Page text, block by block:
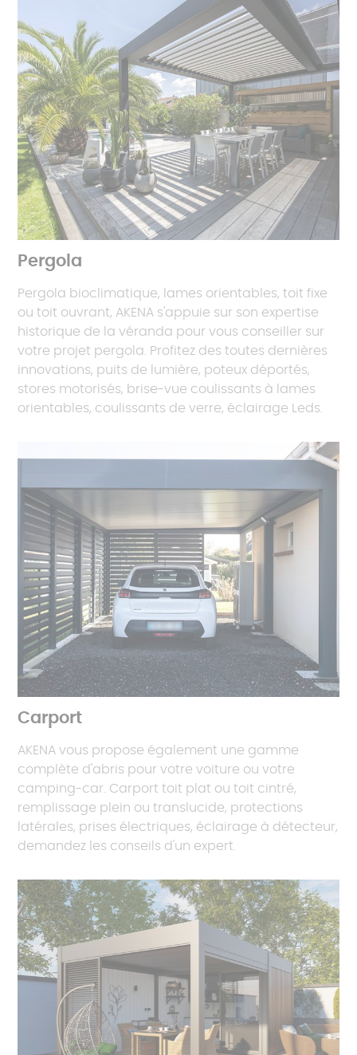
Pergola
Pergola bioclimatique, lames orientables, toit fixe
ou toit ouvrant, AKENA s'appuie sur son expertise
historique de la véranda pour vous conseiller sur
votre projet pergola. Profitez des toutes dernières
innovations, puits de lumière, poteux déportés,
stores motorisés, brise-vue coulissants à lames
orientables, coulissants de verre, éclairage Leds.
Carport
AKENA vous propose également une gamme
complète d'abris pour votre voiture ou votre
camping-car. Carport toit plat ou toit cintré,
remplissage plein ou translucide, protections
latérales, prises électriques, éclairage à détecteur,
demandez les conseils d'un expert.